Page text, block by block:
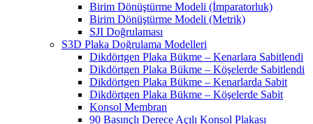
Birim Dönüştürme Modeli (İmparatorluk)
Birim Dönüştürme Modeli (Metrik)
SJI Doğrulaması
S3D Plaka Doğrulama Modelleri
Dikdörtgen Plaka Bükme – Kenarlara Sabitlendi
Dikdörtgen Plaka Bükme – Köşelerde Sabitlendi
Dikdörtgen Plaka Bükme – Kenarlarda Sabit
Dikdörtgen Plaka Bükme – Köşelerde Sabit
Konsol Membran
90 Basınçlı Derece Açılı Konsol Plakası